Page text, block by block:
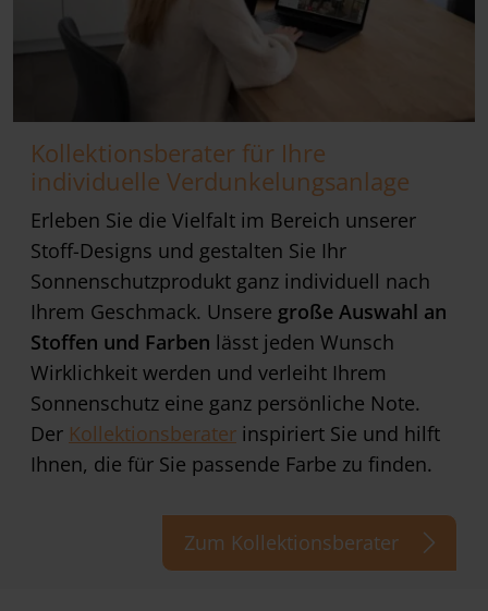
Kollektionsberater für Ihre
individuelle Verdunkelungsanlage
Erleben Sie die Vielfalt im Bereich unserer
Stoff-Designs und gestalten Sie Ihr
Sonnenschutzprodukt ganz individuell nach
Ihrem Geschmack. Unsere große Auswahl an
Stoffen und Farben lässt jeden Wunsch
Wirklichkeit werden und verleiht Ihrem
Sonnenschutz eine ganz persönliche Note.
Der Kollektionsberater inspiriert Sie und hilft
Ihnen, die für Sie passende Farbe zu finden.
Zum Kollektionsberater